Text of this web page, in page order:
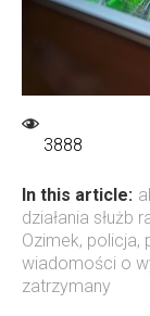
3888
In this article:
działania służb
Ozimek, policja,
wiadomości o
zatrzymany